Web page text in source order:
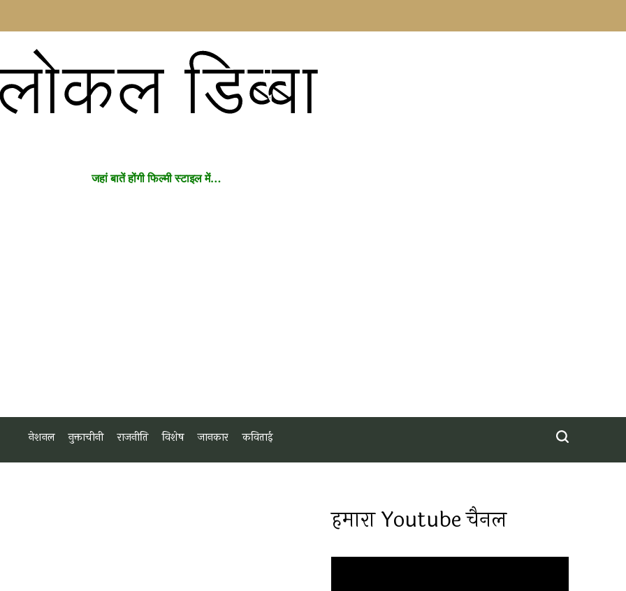
डिब्बा
जहां बातें होंगी फिल्मी स्टाइल में…
नेशनल नुक्ताचीनी राजनीति विशेष जानकार कविताई
हमारा Youtube चैनल